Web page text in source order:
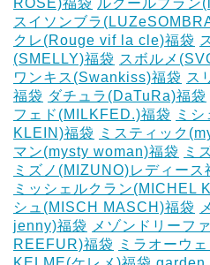
スイソンブラ
クレ(Rouge vif la cle)福袋
(SMELLY)福袋 スボルメ
ワンキス(Swankiss)福袋 ス
福袋 ダチュラ(DaTuRa)福袋
フェド(MILKFED.)福袋
ミ
KLEIN)福袋
ミスティック
マン(mysty woman)福袋
ミ
ミズノ(MIZUNO)レディース
ミッシェルクラン(MICHEL
シュ(MISCH MASCH)福袋
jenny)福袋
メゾンドリーフ
REEFUR)福袋
ミラオーウ